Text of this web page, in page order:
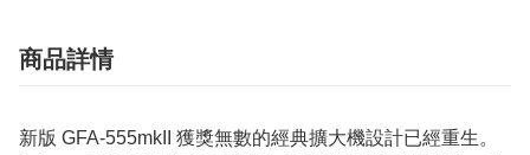
商品詳情
新版 GFA-555mkII 獲獎無數的經典擴大機設計已經重生。